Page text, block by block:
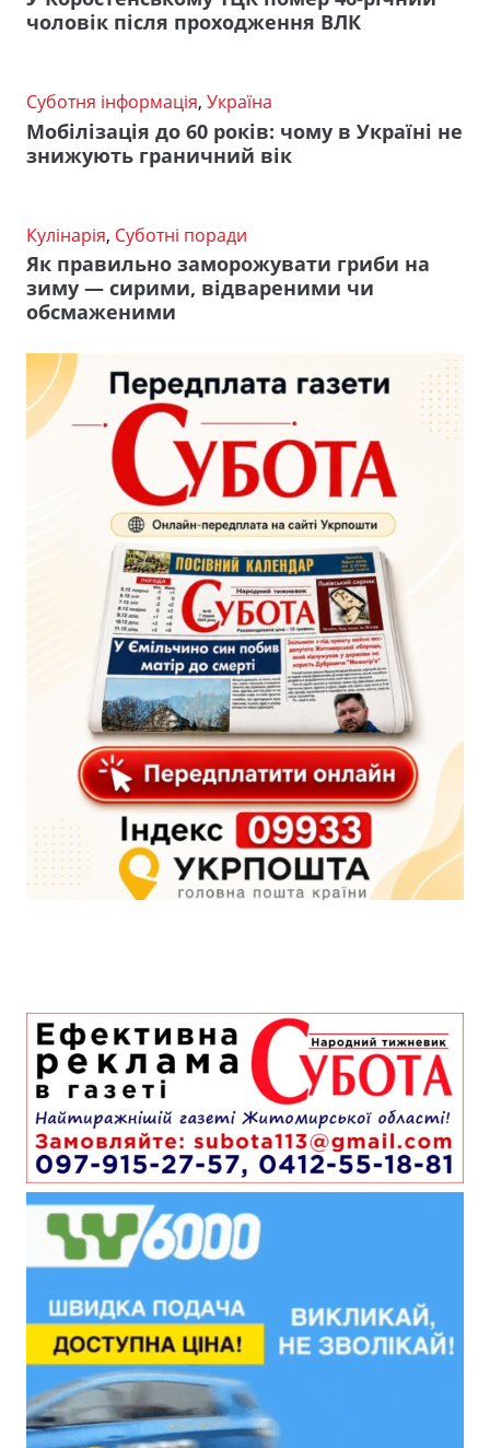
чоловік після проходження ВЛК
Суботня інформація, Україна
Мобілізація до 60 років: чому в Україні не
знижують граничний вік
Кулінарія, Суботні поради
Як правильно заморожувати гриби на
зиму — сирими, відвареними чи
обсмаженими